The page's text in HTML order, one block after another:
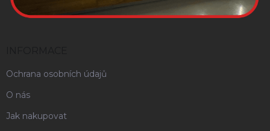
Ochrana osobních údajů
O nás
Jak nakupovat